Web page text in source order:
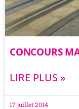
CONCOURS
LIRE PLUS »
17 juillet 2014